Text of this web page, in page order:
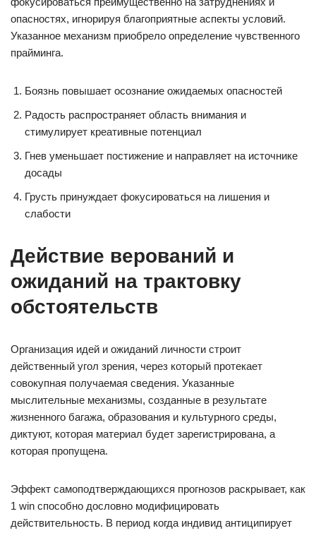
опасностях, игнорируя благоприятные аспекты условий.
Указанное механизм приобрело определение чувственного
прайминга.
Боязнь повышает осознание ожидаемых опасностей
Радость распространяет область внимания и
стимулирует креативные потенциал
Гнев уменьшает постижение и направляет на источнике
досады
Грусть принуждает фокусироваться на лишения и
слабости
Действие верований и
ожиданий на трактовку
обстоятельств
Организация идей и ожиданий личности строит
действенный угол зрения, через который протекает
совокупная получаемая сведения. Указанные
мыслительные механизмы, созданные в результате
жизненного багажа, образования и культурного среды,
диктуют, которая материал будет зарегистрирована, а
которая пропущена.
Эффект самоподтверждающихся прогнозов раскрывает, как
1 win способно дословно модифицировать
действительность. В период когда индивид антиципирует